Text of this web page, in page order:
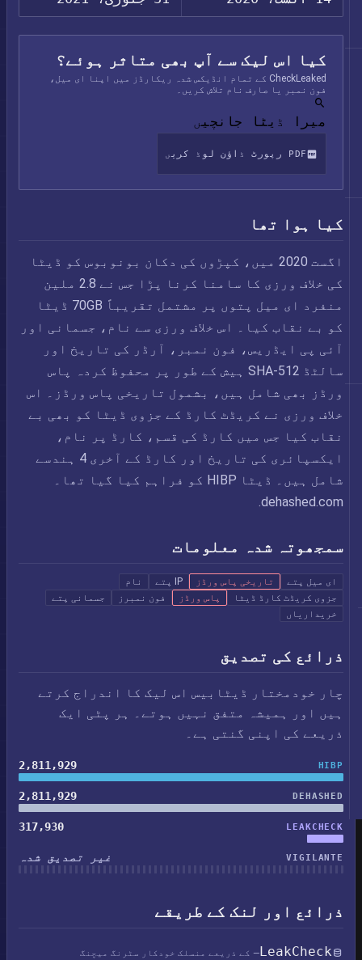
کیا اس لیک سے آپ بھی متاثر ہوئے؟
CheckLeaked کے تمام انڈیکس شدہ ریکارڈز میں اپنا ای میل،
فون نمبر یا صارف نام تلاش کریں۔
میرا ڈیٹا جانچیں
PDF رپورٹ ڈاؤن لوڈ کریں
کیا ہوا تھا
اگست 2020 میں، کپڑوں کی دکان بونوبوس کو ڈیٹا
کی خلاف ورزی کا سامنا کرنا پڑا جس نے 2.8 ملین
منفرد ای میل پتوں پر مشتمل تقریباً 70GB ڈیٹا
کو بے نقاب کیا۔ اس خلاف ورزی سے نام، جسمانی اور
آئی پی ایڈریس، فون نمبر، آرڈر کی تاریخ اور
سالٹڈ SHA-512 ہیش کے طور پر محفوظ کردہ پاس
ورڈز بھی شامل ہیں، بشمول تاریخی پاس ورڈز۔ اس
خلاف ورزی نے کریڈٹ کارڈ کے جزوی ڈیٹا کو بھی بے
نقاب کیا جس میں کارڈ کی قسم، کارڈ پر نام،
ایکسپائری کی تاریخ اور کارڈ کے آخری 4 ہندسے
شامل ہیں۔ ڈیٹا HIBP کو فراہم کیا گیا تھا۔
dehashed.com.
سمجھوتہ شدہ معلومات
ای میل پتے تاریخی پاس ورڈز
نام
جزوی کریڈٹ کارڈ ڈیٹا
پاس ورڈز فون نمبرز
جسمانی پتے
خریداریاں
ذرائع کی تصدیق
چار خودمختار ڈیٹابیس اس لیک کا اندراج کرتے
ہیں اور ہمیشہ متفق نہیں ہوتے۔ ہر پٹی ایک
ذریعے کی اپنی گنتی ہے۔
HIBP
2,811,929
DEHASHED
2,811,929
LEAKCHECK
317,930
VIGILANTE غیر تصدیق شدہ
ذرائع اور لنک کے طریقے
LeakCheck— کے ذریعے منسلک خودکار سٹرنگ میچنگ